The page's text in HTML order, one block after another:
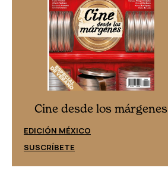
Cine desde los márgenes
EDICIÓN MÉXICO
SUSCRÍBETE